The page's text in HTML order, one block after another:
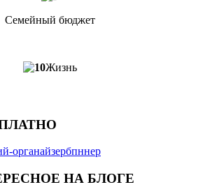
Семейный бюджет
Жизнь
НА БЛОГЕ